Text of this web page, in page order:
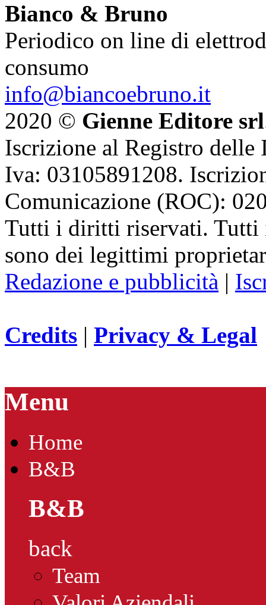
Bianco & Bruno
Periodico on line di
consumo
info@biancoebruno.it
2020 © Gienne Editore srl
Iscrizione al Registro delle
Iva: 03105891208.
Comunicazione (ROC):
Tutti i diritti riservati. Tutti
sono dei legittimi
Redazione e pubblicità |
Credits | Privacy & Legal
Menu
Home
B&B
B&B
back
Team